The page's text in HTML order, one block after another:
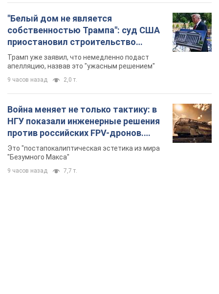
"Белый дом не является
собственностью Трампа": суд США
приостановил строительство
бального зала стоимостью 400 млн
долларов
Трамп уже заявил, что немедленно подаст
апелляцию, назвав это "ужасным решением"
9 часов назад 2,0 т.
Война меняет не только тактику: в
НГУ показали инженерные решения
против российских FPV-дронов.
Фото
Это "постапокалиптическая эстетика из мира
"Безумного Макса"
9 часов назад 7,7 т.